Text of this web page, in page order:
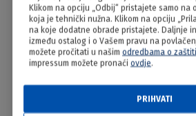
Klikom na opciju „Odbij“ pristajete samo na
koja je tehnički nužna. Klikom na opciju
na koje dodatne obrade pristajete. Daljnje
između ostalog i o Vašem pravu na
možete pročitati u našim odredbama o
impressum možete pronaći ovdje.
PRIHVATI